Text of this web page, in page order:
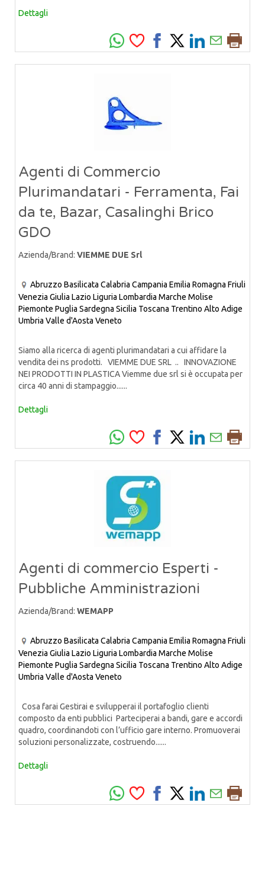
Dettagli
Agenti di Commercio
Plurimandatari - Ferramenta, Fai
da te, Bazar, Casalinghi Brico
GDO
Azienda/Brand: VIEMME DUE Srl
Abruzzo Basilicata Calabria Campania Emilia Romagna Friuli
Venezia Giulia Lazio Liguria Lombardia Marche Molise
Piemonte Puglia Sardegna Sicilia Toscana Trentino Alto Adige
Umbria Valle d'Aosta Veneto
Siamo alla ricerca di agenti plurimandatari a cui affidare la
vendita dei ns prodotti. VIEMME DUE SRL .. INNOVAZIONE
NEI PRODOTTI IN PLASTICA Viemme due srl si è occupata per
circa 40 anni di stampaggio......
Dettagli
Agenti di commercio Esperti -
Pubbliche Amministrazioni
Azienda/Brand: WEMAPP
Abruzzo Basilicata Calabria Campania Emilia Romagna Friuli
Venezia Giulia Lazio Liguria Lombardia Marche Molise
Piemonte Puglia Sardegna Sicilia Toscana Trentino Alto Adige
Umbria Valle d'Aosta Veneto
Cosa farai Gestirai e svilupperai il portafoglio clienti
composto da enti pubblici Parteciperai a bandi, gare e accordi
quadro, coordinandoti con l’ufficio gare interno. Promuoverai
soluzioni personalizzate, costruendo......
Dettagli